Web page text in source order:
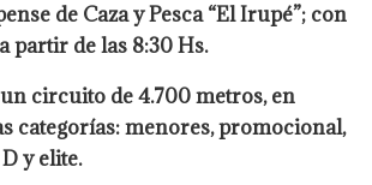
de Caza y Pesca “El Irupé”; con
partir de las 8:30 Hs.
circuito de 4.700 metros, en
categorías: menores, promocional,
y elite.